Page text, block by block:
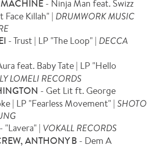
- Ninja Man feat. Swizz
Face Killah" | DRUMWORK MUSIC
- Trust | LP "The Loop" | DECCA
feat. Baby Tate | LP "Hello
LOMELI RECORDS
- Get Lit ft. George
| LP "Fearless Movement" | SHOTO
- "Lavera" | VOKALL RECORDS
ANTHONY B - Dem A